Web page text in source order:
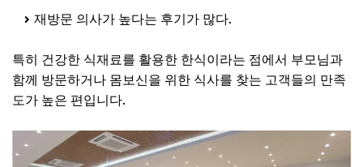
재방문 의사가 높다는 후기가 많다.
특히 건강한 식재료를 활용한 한식이라는 점에서 부모님과
함께 방문하거나 몸보신을 위한 식사를 찾는 고객들의 만족
도가 높은 편입니다.